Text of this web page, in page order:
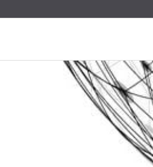
、網域網址、SSL等服務。